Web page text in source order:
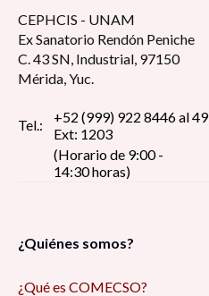
CEPHCIS - UNAM
Ex Sanatorio Rendón Peniche
C. 43 SN, Industrial, 97150
Mérida, Yuc.
Tel.:
+52 (999) 922 8446 al 49
Ext: 1203
(Horario de 9:00 -
14:30 horas)
¿Quiénes somos?
¿Qué es COMECSO?